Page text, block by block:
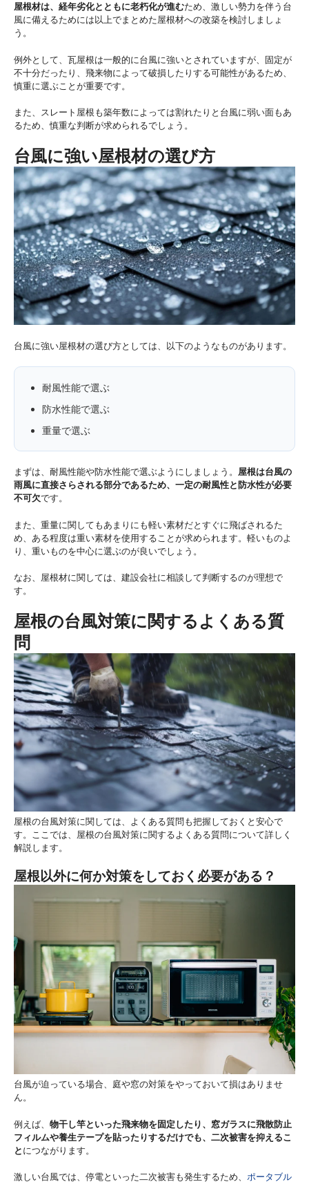
屋根材は、経年劣化とともに老朽化が進むため、激しい勢力を伴う台
風に備えるためには以上でまとめた屋根材への改築を検討しましょ
う。
例外として、瓦屋根は一般的に台風に強いとされていますが、固定が
不十分だったり、飛来物によって破損したりする可能性があるため、
慎重に選ぶことが重要です。
また、スレート屋根も築年数によっては割れたりと台風に弱い面もあ
るため、慎重な判断が求められるでしょう。
台風に強い屋根材の選び方
台風に強い屋根材の選び方としては、以下のようなものがあります。
耐風性能で選ぶ
防水性能で選ぶ
重量で選ぶ
まずは、耐風性能や防水性能で選ぶようにしましょう。 屋根は台風の
雨風に直接さらされる部分であるため、一定の耐風性と防水性が必要
不可欠です。
また、重量に関してもあまりにも軽い素材だとすぐに飛ばされるた
め、ある程度は重い素材を使用することが求められます。軽いものよ
り、重いものを中心に選ぶのが良いでしょう。
なお、屋根材に関しては、建設会社に相談して判断するのが理想で
す。
屋根の台風対策に関するよくある質
問
屋根の台風対策に関しては、よくある質問も把握しておくと安心で
す。ここでは、屋根の台風対策に関するよくある質問について詳しく
解説します。
屋根以外に何か対策をしておく必要がある？
台風が迫っている場合、庭や窓の対策をやっておいて損はありませ
ん。
例えば、 物干し竿といった飛来物を固定したり、窓ガラスに飛散防止
フィルムや養生テープを貼ったりするだけでも、二次被害を抑えるこ
とにつながります。
激しい台風では、停電といった二次被害も発生するため、 ポータブル